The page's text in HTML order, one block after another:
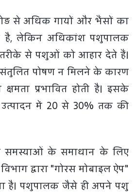
से अधिक गायों और भैंसों का
है, लेकिन अधिकांश पशुपालक
तरीके से पशुओं को आहार देते हैं।
संतुलित पोषण न मिलने के कारण
प्रभावित होती है। इसके
में 20 से 30% तक की
समस्याओं के समाधान के लिए
द्वारा "गोरस मोबाइल ऐप"
है। पशुपालक जैसे ही अपने पशु